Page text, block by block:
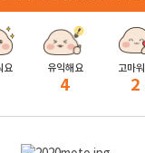
요 유익해요
4
고마
2